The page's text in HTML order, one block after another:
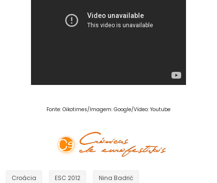
Fonte: Oikotimes/Imagem: Google/Vídeo: Youtube
Croácia ESC 2012 Nina Badrić